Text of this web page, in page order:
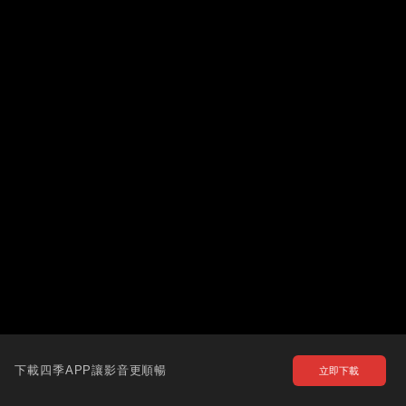
下載四季APP讓影音更順暢 立即下載